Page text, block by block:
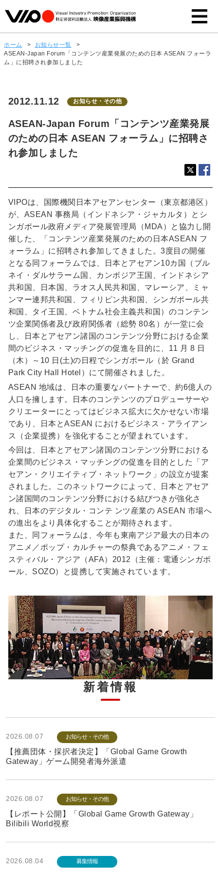
ホーム > お知らせ一覧
>
ASEAN‐Japan Forum「コンテンツ産業発展のための日本 ASEAN フォーラ
ム」に招聘され参加しました
2012.11.12 お知らせ・その他
ASEAN‐Japan Forum「コンテンツ産業発展
のための日本 ASEAN フォーラム」に招聘さ
れ参加しました
VIPOは、国際機関日本アセアンセンター（東京都港区）
が、ASEAN 事務局（インドネシア・ジャカルタ）とシ
ンガポール政府メディア発展管理局（MDA）と協力し開
催した、「コンテンツ産業発展のための日本ASEAN フ
ォーラム」に招聘され参加してきました。3度目の開催
となる同フォーラムでは、日本とアセアン10カ国（ブル
ネイ・ダルサラーム国、カンボジア王国、インドネシア
共和国、日本国、ラオス人民共和国、マレーシア、ミャ
ンマー連邦共和国、フィリピン共和国、シンガポール共
和国、タイ王国、ベトナム社会主義共和国）のコンテン
ツ企業関係者及び政府関係者（総勢 80名）が一堂に会
し、日本とアセアン諸国のコンテンツ分野における企業
間のビジネス・マッチングの促進を目的に、11 月 8 日
（木）～10 日(土)の日程でシンガポール（於 Grand
Park City Hall Hotel）にて開催されました。
ASEAN 地域は、日本の重要なパートナーで、約6億人の
人口を擁します。日本のコンテンツのプロデューサーや
クリエーターにとってはビジネス拡大に欠かせない市場
であり、日本とASEAN におけるビジネス・アライアン
ス（企業提携）を強化することが望まれています。
今回は、日本とアセアン諸国のコンテンツ分野における
企業間のビジネス・マッチングの促進を目的とした「ア
セアン・クリエイティブ・ネットワーク」の設立が提案
されました。このネットワークによって、日本とアセア
ン諸国間のコンテンツ分野における結びつきが強化さ
れ、日本のデジタル・コンテ ンツ産業の ASEAN 市場へ
の進出をより具体化することが期待されます。
また、同フォーラムは、今年も東南アジア最大の日本の
アニメ／ポップ・カルチャーの祭典であるアニメ・フェ
スティバル・アジア（AFA）2012（主催：電通シンガポ
ール、SOZO）と提携して実施されています。
新着情報
2026.08.07 お知らせ・その他
【推薦団体・採択者決定】「Global Game Growth
Gateway」ゲーム開発者海外派遣
2026.08.07 お知らせ・その他
【レポート公開】「Global Game Growth Gateway」
Bilibili World視察
2026.08.04 募集情報